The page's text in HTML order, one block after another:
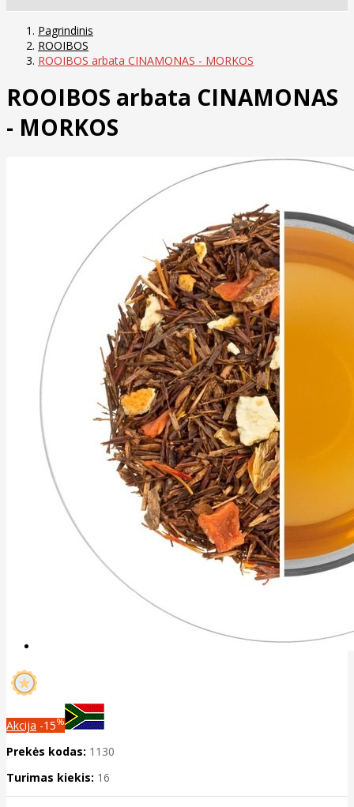
Pagrindinis
ROOIBOS
ROOIBOS arbata CINAMONAS - MORKOS
ROOIBOS arbata CINAMONAS
- MORKOS
Akcija -15%
Prekės kodas: 1130
Turimas kiekis: 16